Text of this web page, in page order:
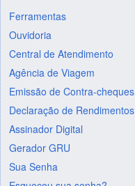
Ferramentas
Ouvidoria
Central de Atendimento
Agência de Viagem
Emissão de Contra-cheques
Declaração de Rendimentos
Assinador Digital
Gerador GRU
Sua Senha